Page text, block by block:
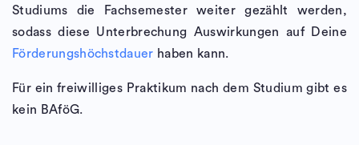
Studiums die Fachsemester weiter gezählt werden,
sodass diese Unterbrechung Auswirkungen auf Deine
Förderungshöchstdauer haben kann.
Für ein freiwilliges Praktikum nach dem Studium gibt es
kein BAföG.